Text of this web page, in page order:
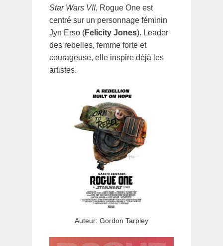
Star Wars VII, Rogue One est
centré sur un personnage féminin
Jyn Erso (Felicity Jones). Leader
des rebelles, femme forte et
courageuse, elle inspire déjà les
artistes.
Auteur: Gordon Tarpley